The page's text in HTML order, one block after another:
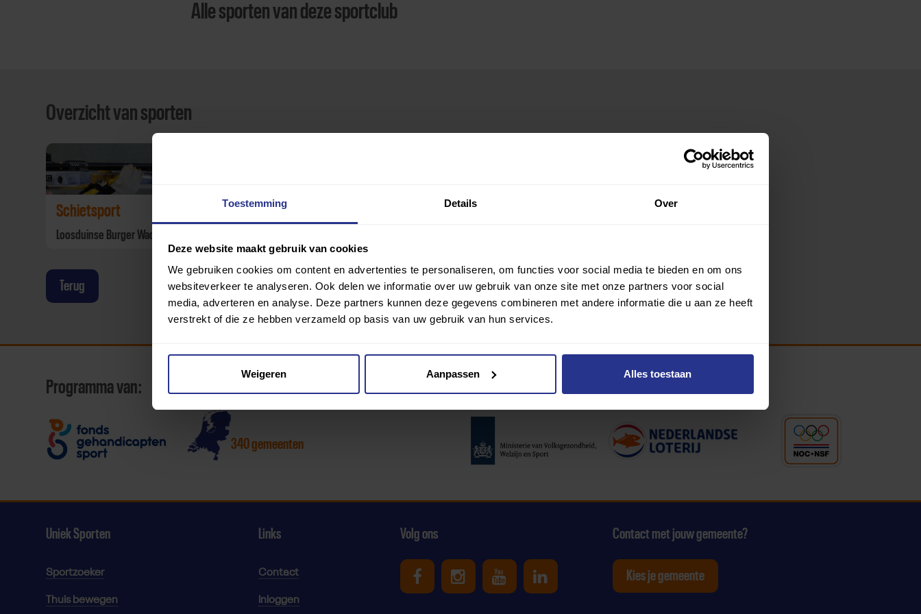
Toestemming Details Over
Deze website maakt gebruik van cookies
We gebruiken cookies om content en advertenties te personaliseren, om functies voor social media te bieden en om ons
websiteverkeer te analyseren. Ook delen we informatie over uw gebruik van onze site met onze partners voor social
media, adverteren en analyse. Deze partners kunnen deze gegevens combineren met andere informatie die u aan ze heeft
verstrekt of die ze hebben verzameld op basis van uw gebruik van hun services.
Weigeren Aanpassen Alles toestaan
Alle sporten van deze sportclub
Overzicht van sporten
Schietsport
Loosduinse Burger Wacht
Terug
Programma van:
340 gemeenten
Uniek Sporten
Sportzoeker
Thuis bewegen
Links
Contact
Inloggen
Volg ons
Uniek Sporten op Facebook
Uniek Sporten op Instagram
Uniek Sporten op Youtube
Uniek Sporten op Linkedin
Contact met jouw gemeente?
Kies je gemeente